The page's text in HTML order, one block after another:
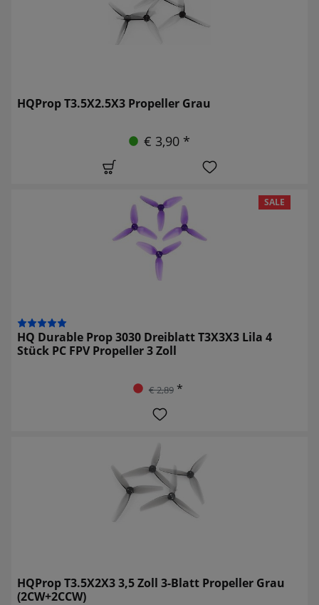
HQProp T3.5X2.5X3 Propeller Grau
€ 3,90 *
SALE
HQ Durable Prop 3030 Dreiblatt T3X3X3 Lila 4
Stück PC FPV Propeller 3 Zoll
€ 2,89*
HQProp T3.5X2X3 3,5 Zoll 3-Blatt Propeller Grau
(2CW+2CCW)